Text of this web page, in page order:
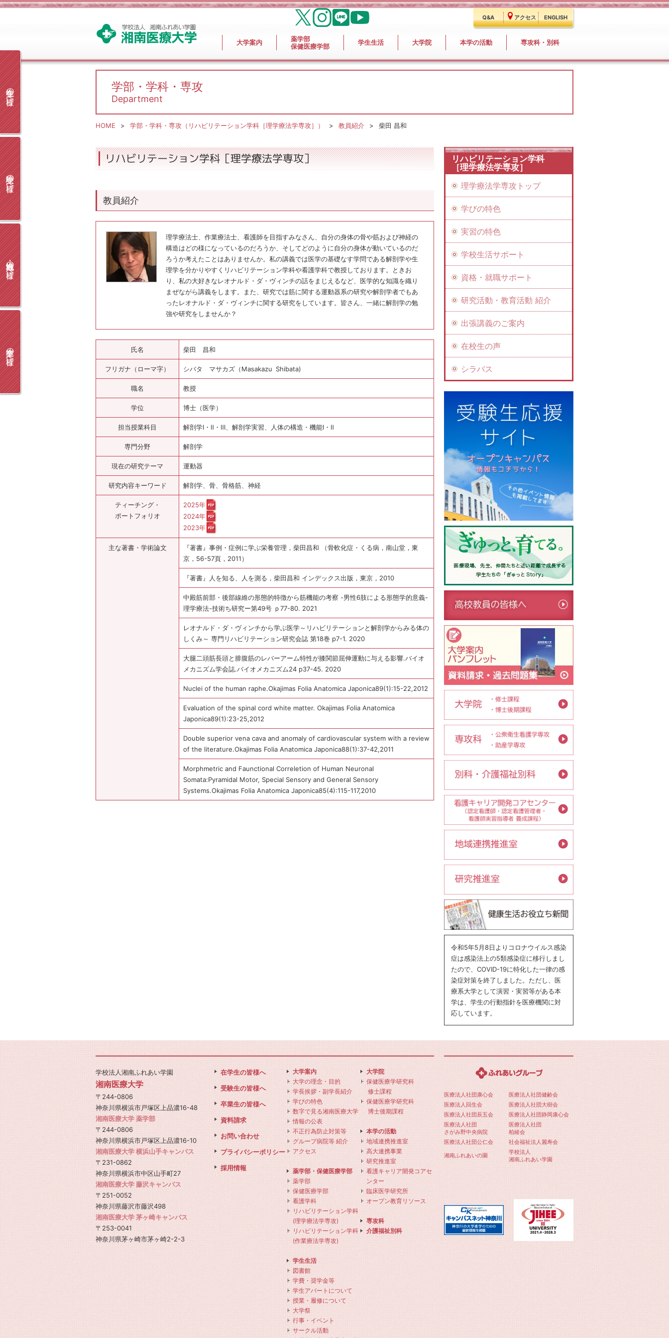
Q&A アクセス ENGLISH
在学生の皆様へ
受験生の皆様へ
地域・社会人の皆様へ
卒業生の皆様へ
大学案内
薬学部
保健医療学部
学生生活 大学院 本学の活動 専攻科・別科
学部・学科・専攻
Department
HOME 学部・学科・専攻（リハビリテーション学科［理学療法学専攻］） 教員紹介 柴田 昌和
リハビリテーション学科［理学療法学専攻］
教員紹介
理学療法士、作業療法士、看護師を目指すみなさん、自分の身体の骨や筋および神経の
構造はどの様になっているのだろうか、そしてどのように自分の身体が動いているのだ
ろうか考えたことはありませんか。私の講義では医学の基礎なす学問である解剖学や生
理学を分かりやすくリハビリテーション学科や看護学科で教授しております。ときお
り、私の大好きなレオナルド・ダ・ヴィンチの話をまじえるなど、医学的な知識を織り
まぜながら講義をします。また、研究では筋に関する運動器系の研究や解剖学者でもあ
ったレオナルド・ダ・ヴィンチに関する研究をしています。皆さん、一緒に解剖学の勉
強や研究をしませんか？
氏名 柴田 昌和
フリガナ（ローマ字） シバタ マサカズ（Masakazu Shibata)
職名 教授
学位 博士（医学）
担当授業科目 解剖学Ⅰ・Ⅱ・Ⅲ、解剖学実習、人体の構造・機能Ⅰ・Ⅱ
専門分野 解剖学
現在の研究テーマ 運動器
研究内容キーワード 解剖学、骨、骨格筋、神経
ティーチング・
ポートフォリオ
2025年
2024年
2023年
主な著書・学術論文
『著書』事例・症例に学ぶ栄養管理，柴田昌和 （骨軟化症・くる病，南山堂，東
京，56-57頁，2011）
『著書』人を知る、人を測る，柴田昌和 インデックス出版，東京，2010
中殿筋前部・後部線維の形態的特徴から筋機能の考察 -男性6肢による形態学的意義-
理学療法-技術ち研究ー第49号 ｐ77-80. 2021
レオナルド・ダ・ヴィンチから学ぶ医学～リハビリテーションと解剖学からみる体の
しくみ～ 専門リハビリテーション研究会誌 第18巻 p7-1. 2020
大腿二頭筋長頭と腓腹筋のレバーアーム特性が膝関節屈伸運動に与える影響.バイオ
メカニズム学会誌.バイオメカニズム24 p37-45. 2020
Nuclei of the human raphe.Okajimas Folia Anatomica Japonica89(1):15-22,2012
Evaluation of the spinal cord white matter. Okajimas Folia Anatomica
Japonica89(1):23-25,2012
Double superior vena cava and anomaly of cardiovascular system with a review
of the literature.Okajimas Folia Anatomica Japonica88(1):37-42,2011
Morphmetric and Faunctional Correletion of Human Neuronal
Somata:Pyramidal Motor, Special Sensory and General Sensory
Systems.Okajimas Folia Anatomica Japonica85(4):115-117,2010
リハビリテーション学科
［理学療法学専攻］
理学療法学専攻トップ
学びの特色
実習の特色
学校生活サポート
資格・就職サポート
研究活動・教育活動 紹介
出張講義のご案内
在校生の声
シラバス
令和5年5月8日よりコロナウイルス感染
症は感染法上の5類感染症に移行しまし
たので、COVID-19に特化した一律の感
染症対策を終了しました。ただし、医
療系大学として演習・実習等がある本
学は、学生の行動指針を医療機関に対
応しています。
学校法人湘南ふれあい学園
湘南医療大学
〒244-0806
神奈川県横浜市戸塚区上品濃16-48
湘南医療大学 薬学部
〒244-0806
神奈川県横浜市戸塚区上品濃16-10
湘南医療大学 横浜山手キャンパス
〒231-0862
神奈川県横浜市中区山手町27
湘南医療大学 藤沢キャンパス
〒251-0052
神奈川県藤沢市藤沢498
湘南医療大学 茅ヶ崎キャンパス
〒253-0041
神奈川県茅ヶ崎市茅ヶ崎2-2-3
大学案内
大学の理念・目的
学長挨拶・副学長紹介
学びの特色
数字で見る湘南医療大学
情報の公表
不正行為防止対策等
グループ病院等 紹介
アクセス
薬学部・保健医療学部
薬学部
保健医療学部
看護学科
リハビリテーション学科
(理学療法学専攻)
リハビリテーション学科
(作業療法学専攻)
学生生活
図書館
学費・奨学金等
学生アパートについて
授業・履修について
大学祭
行事・イベント
サークル活動
大学院
保健医療学研究科
修士課程
保健医療学研究科
博士後期課程
本学の活動
地域連携推進室
高大連携事業
研究推進室
看護キャリア開発コアセ
ンター
臨床医学研究所
オープン教育リソース
専攻科
介護福祉別科
在学生の皆様へ
受験生の皆様へ
卒業生の皆様へ
資料請求
お問い合わせ
プライバシーポリシー
採用情報
医療法人社団康心会
医療法人社団健齢会
医療法人回生会
医療法人社団大樹会
医療法人社団辰五会
医療法人社団静岡康心会
医療法人社団
さがみ野中央病院
医療法人社団
柏綾会
医療法人社団公仁会
社会福祉法人麗寿会
湘南ふれあいの園
学校法人
湘南ふれあい学園